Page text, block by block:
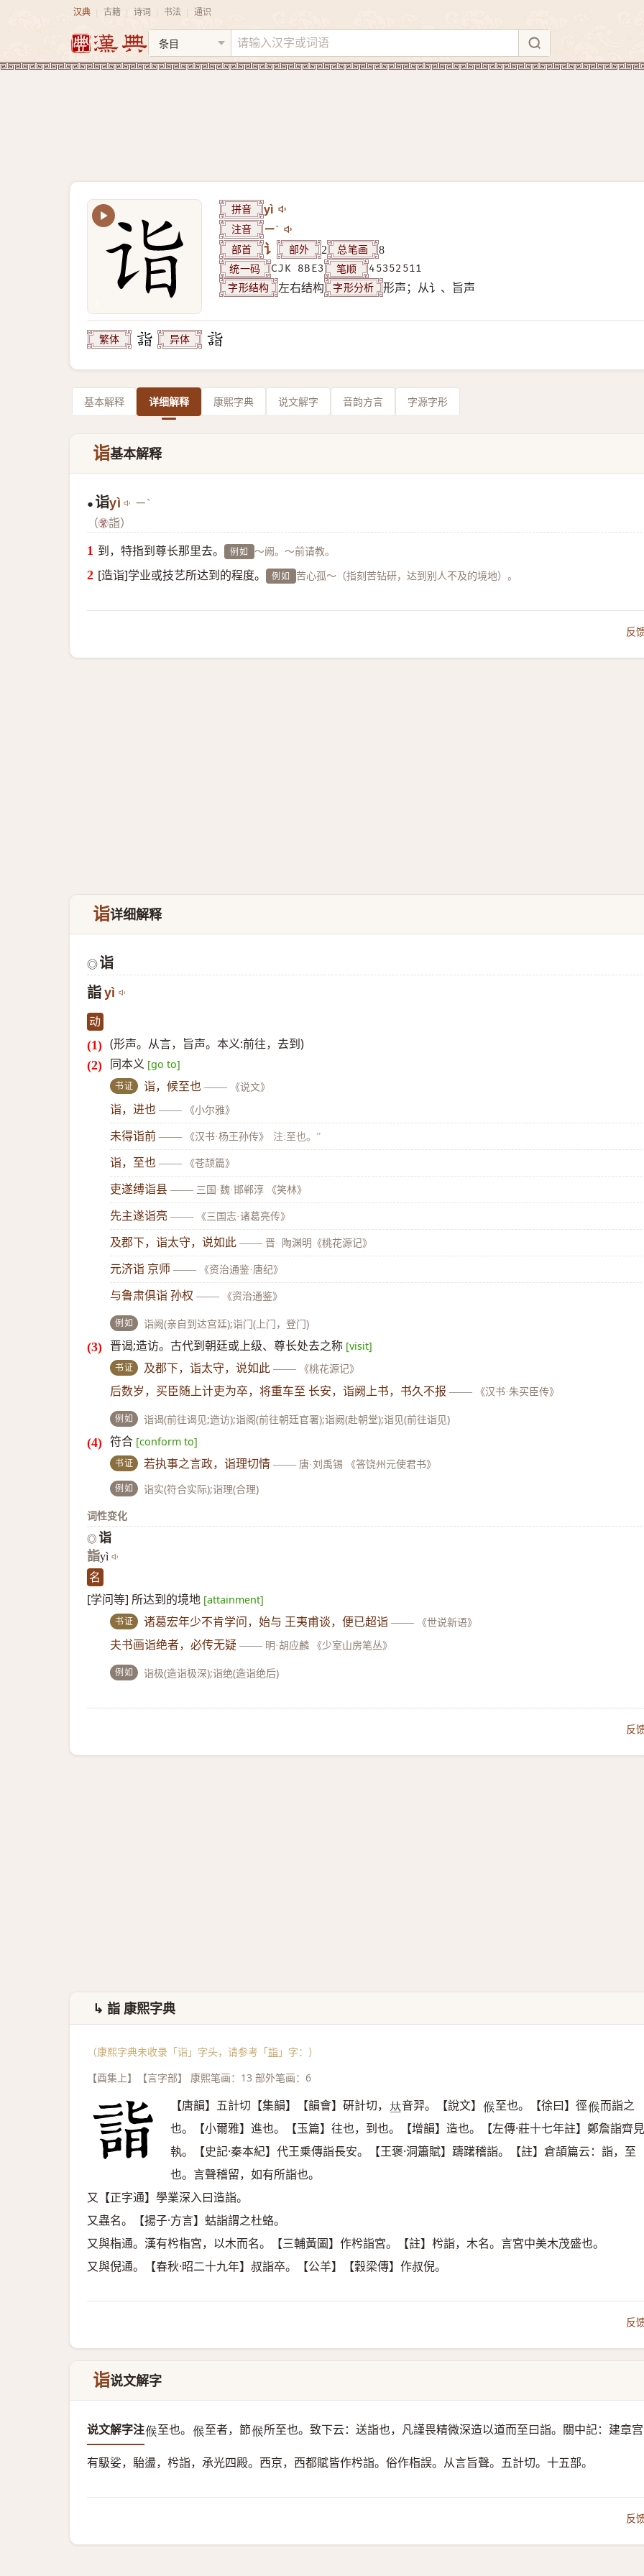
汉典 古籍 诗词 书法 通识
拼音 yì
注音 ㄧˋ
部首 讠 部外 2 总笔画 8
统一码 CJK 8BE3 笔顺 45352511
字形结构 左右结构 字形分析 形声；从讠、旨声
繁体 异体
基本解释 详细解释 康熙字典 说文解字 音韵方言 字源字形
诣基本解释
● 诣yì ㄧˋ
（
詣）
到，特指到尊长那里去。 例如 ～阙。～前请教。
[造诣]学业或技艺所达到的程度。 例如 苦心孤～（指刻苦钻研，达到别人不及的境地）。
反
诣详细解释
◎诣
詣 yì
动
(形声。从言，旨声。本义:前往，去到)
同本义 [go to]
书证 诣，候至也 —— 《说文》
诣，进也 —— 《小尔雅》
未得诣前 —— 《汉书·杨王孙传》 注:至也。”
诣，至也 —— 《苍颉篇》
吏遂缚诣县 —— 三国·魏·邯郸淳 《笑林》
先主遂诣亮 —— 《三国志·诸葛亮传》
及郡下，诣太守，说如此 —— 晋· 陶渊明《桃花源记》
元济诣 京师 —— 《资治通鉴·唐纪》
与鲁肃俱诣 孙权 —— 《资治通鉴》
例如 诣阙(亲自到达宫廷);诣门(上门，登门)
晋谒;造访。古代到朝廷或上级、尊长处去之称 [visit]
书证 及郡下，诣太守，说如此 —— 《桃花源记》
后数岁，买臣随上计吏为卒，将重车至 长安，诣阙上书，书久不报 —— 《汉书·朱买臣传》
例如 诣谒(前往谒见;造访);诣阁(前往朝廷官署);诣阙(赴朝堂);诣见(前往诣见)
符合 [conform to]
书证 若执事之言政，诣理切情 —— 唐·刘禹锡 《答饶州元使君书》
例如
诣实(符合实际);诣理(合理)
词性变化
◎ 诣
詣yì
名
[学问等] 所达到的境地 [attainment]
书证 诸葛宏年少不肯学问，始与 王夷甫谈，便已超诣 —— 《世说新语》
夫书画诣绝者，必传无疑 —— 明·胡应麟 《少室山房笔丛》
例如 诣极(造诣极深);诣绝(造诣绝后)
反
↳ 詣 康熙字典
（康熙字典未收录「诣」字头，请参考「詣 」字：）
【酉集上】【言字部】 康熙笔画：13 部外笔画：6
【唐韻】五計切【集韻】【韻會】硏計切， 𠀤音羿。【說文】 𠋫 至也。【徐曰】徑𠋫 而詣之
也。【小爾雅】進也。【玉篇】往也，到也。【增韻】造也。【左傳·莊十七年註】鄭詹詣齊見
執。【史記·秦本紀】代王乗傳詣長安。【王褒·洞簫賦】躊躇稽詣。【註】倉頡篇云：詣，至
也。言聲稽留，如有所詣也。
又【正字通】學業深入曰造詣。
又蟲名。【揚子·方言】蛄詣謂之杜蛒。
又與栺通。漢有枍栺宮，以木而名。【三輔黃圖】作枍詣宮。【註】枍詣，木名。言宮中美木茂盛也。
又與倪通。【春秋·昭二十九年】叔詣卒。【公羊】【穀梁傳】作叔倪。
反
诣说文解字
说文解字注𠋫 至也。 𠋫 至者，節𠋫 所至也。致下云：送詣也，凡謹畏精微深造以道而至曰詣。關中記：建章宫
有馺娑，駘盪，枍詣，承光四殿。西京，西都賦皆作枍詣。俗作栺誤。 从言旨聲。 五計切。十五部。
反